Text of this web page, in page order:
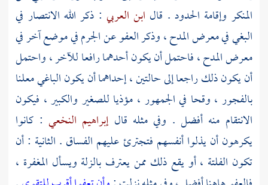
المنكر وإقامة الحدود . قال ابن العربي : ذكر الله الانتصار في
البغي في معرض المدح ، وذكر العفو عن الجرم في موضع آخر في
معرض المدح ، فاحتمل أن يكون أحدهما رافعا للآخر ، واحتمل
أن يكون ذلك راجعا إلى حالتين ، إحداهما أن يكون الباغي معلنا
بالفجور ، وقحا في الجمهور ، مؤذيا للصغير والكبير ، فيكون
الانتقام منه أفضل . وفي مثله قالإبراهيم النخعي : كانوا
يكرهون أن يذلوا أنفسهم فتجترئ عليهم الفساق . الثانية : أن
تكون الفلتة ، أو يقع ذلك ممن يعترف بالزلة ويسأل المغفرة ،